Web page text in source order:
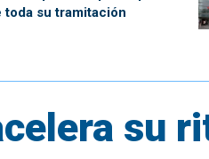
toda su tramitación
su